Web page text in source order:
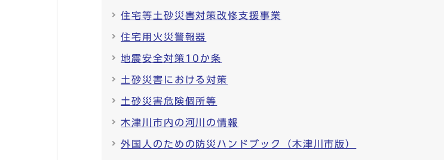
住宅等土砂災害対策改修支援事業
住宅用火災警報器
地震安全対策10か条
土砂災害における対策
土砂災害危険個所等
木津川市内の河川の情報
外国人のための防災ハンドブック（木津川市版）